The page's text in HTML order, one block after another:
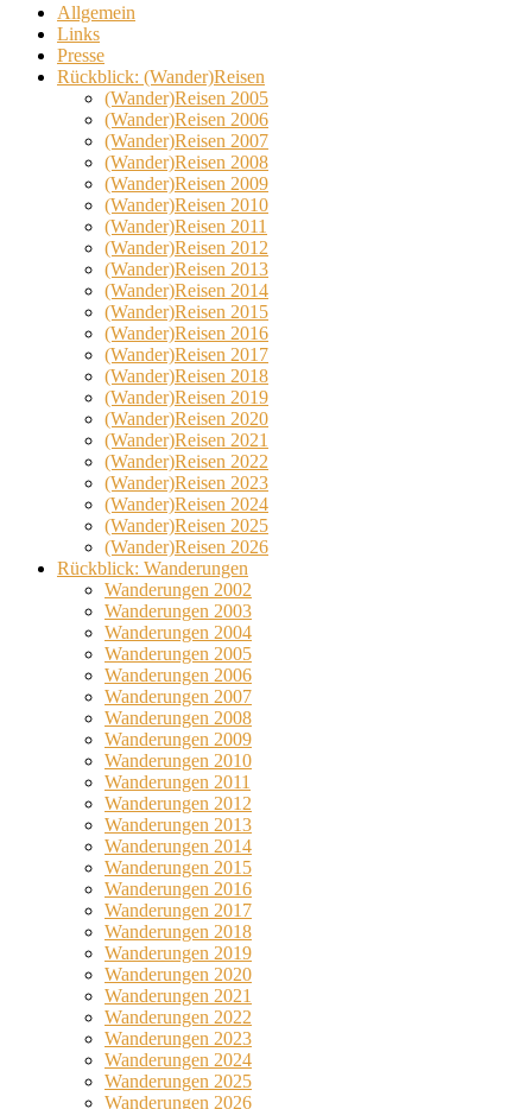
Allgemein
Links
Presse
Rückblick: (Wander)Reisen
(Wander)Reisen 2005
(Wander)Reisen 2006
(Wander)Reisen 2007
(Wander)Reisen 2008
(Wander)Reisen 2009
(Wander)Reisen 2010
(Wander)Reisen 2011
(Wander)Reisen 2012
(Wander)Reisen 2013
(Wander)Reisen 2014
(Wander)Reisen 2015
(Wander)Reisen 2016
(Wander)Reisen 2017
(Wander)Reisen 2018
(Wander)Reisen 2019
(Wander)Reisen 2020
(Wander)Reisen 2021
(Wander)Reisen 2022
(Wander)Reisen 2023
(Wander)Reisen 2024
(Wander)Reisen 2025
(Wander)Reisen 2026
Rückblick: Wanderungen
Wanderungen 2002
Wanderungen 2003
Wanderungen 2004
Wanderungen 2005
Wanderungen 2006
Wanderungen 2007
Wanderungen 2008
Wanderungen 2009
Wanderungen 2010
Wanderungen 2011
Wanderungen 2012
Wanderungen 2013
Wanderungen 2014
Wanderungen 2015
Wanderungen 2016
Wanderungen 2017
Wanderungen 2018
Wanderungen 2019
Wanderungen 2020
Wanderungen 2021
Wanderungen 2022
Wanderungen 2023
Wanderungen 2024
Wanderungen 2025
Wanderungen 2026